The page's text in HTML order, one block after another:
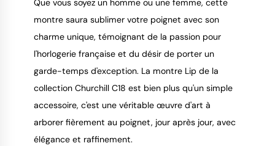
Que vous soyez un homme ou une femme, cette
montre saura sublimer votre poignet avec son
charme unique, témoignant de la passion pour
l'horlogerie française et du désir de porter un
garde-temps d'exception. La montre Lip de la
collection Churchill C18 est bien plus qu'un simple
accessoire, c'est une véritable œuvre d'art à
arborer fièrement au poignet, jour après jour, avec
élégance et raffinement.